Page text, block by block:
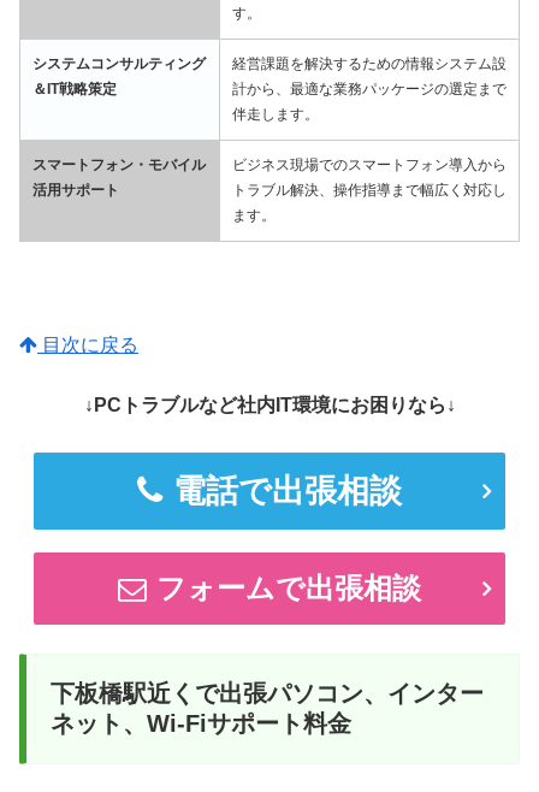
す。
システムコンサルティング
＆IT戦略策定
経営課題を解決するための情報システム設
計から、最適な業務パッケージの選定まで
伴走します。
スマートフォン・モバイル
活用サポート
ビジネス現場でのスマートフォン導入から
トラブル解決、操作指導まで幅広く対応し
ます。
目次に戻る
↓PCトラブルなど社内IT環境にお困りなら↓
電話で出張相談
フォームで出張相談
下板橋駅近くで出張パソコン、インター
ネット、Wi-Fiサポート料金